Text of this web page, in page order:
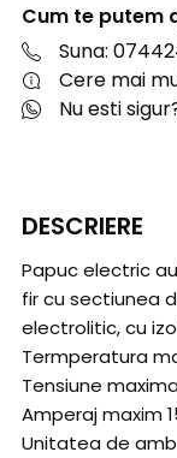
Cum te putem
Suna:
Cere mai
Nu esti
DESCRIERE
Papuc electric
fir cu sectiunea
electrolitic, cu
Termperatura
Tensiune
Amperaj maxim
Unitatea de